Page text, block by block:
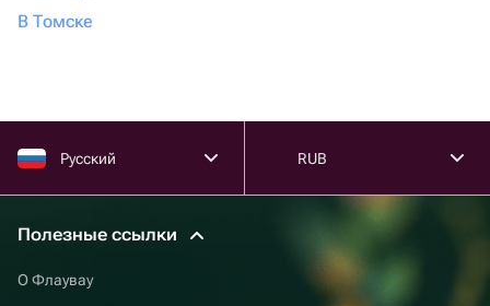
В Томске
Русский RUB
Полезные ссылки
О Флаувау